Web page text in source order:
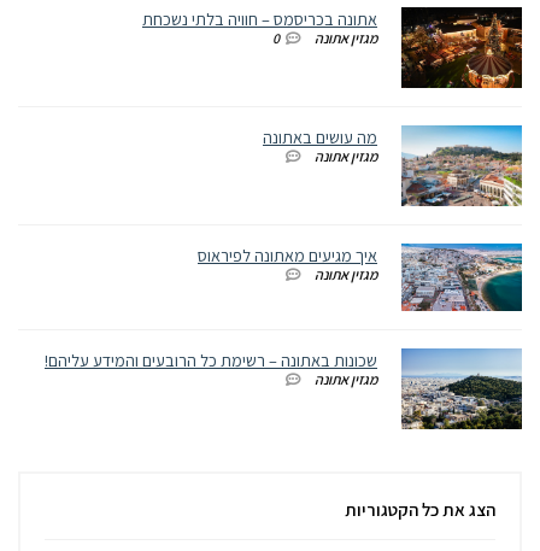
אתונה בכריסמס – חוויה בלתי נשכחת
מגזין אתונה 0
מה עושים באתונה
מגזין אתונה
איך מגיעים מאתונה לפיראוס
מגזין אתונה
שכונות באתונה – רשימת כל הרובעים והמידע עליהם!
מגזין אתונה
הצג את כל הקטגוריות